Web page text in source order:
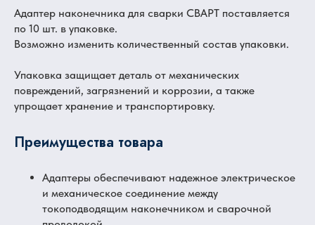
Адаптер наконечника для сварки СВАРТ поставляется
по 10 шт. в упаковке.
Возможно изменить количественный состав упаковки.
Упаковка защищает деталь от механических
повреждений, загрязнений и коррозии, а также
упрощает хранение и транспортировку.
Преимущества товара
Адаптеры обеспечивают надежное электрическое
и механическое соединение между
токоподводящим наконечником и сварочной